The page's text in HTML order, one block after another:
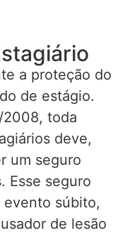
a proteção do
de estágio.
2008, toda
deve,
um seguro
Esse seguro
evento súbito,
de lesão